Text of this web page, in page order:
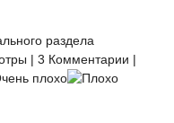
раздела
| 3 Комментарии |